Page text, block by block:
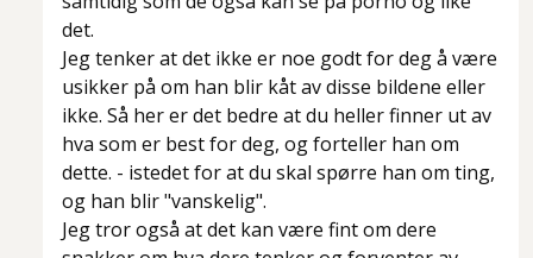
det.
Jeg tenker at det ikke er noe godt for deg å være
usikker på om han blir kåt av disse bildene eller
ikke. Så her er det bedre at du heller finner ut av
hva som er best for deg, og forteller han om
dette. - istedet for at du skal spørre han om ting,
og han blir "vanskelig".
Jeg tror også at det kan være fint om dere